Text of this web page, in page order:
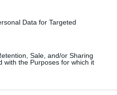
Data for Targeted
Sale, and/or Sharing
with the Purposes for which it
mint a férfiak
viszont a színek
a többi
A pink, sárga
egyezzen
szinte kirikít a
választ ilyen